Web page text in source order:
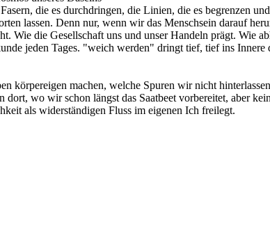
die es durchdringen, die Linien, die es begrenzen
lassen. Denn nur, wenn wir das Menschsein darauf
Wie die Gesellschaft uns und unser Handeln prägt. Wie
jeden Tages. "weich werden" dringt tief, tief ins
machen, welche Spuren wir nicht
wo wir schon längst das Saatbeet vorbereitet, aber
als widerständigen Fluss im eigenen Ich freilegt.